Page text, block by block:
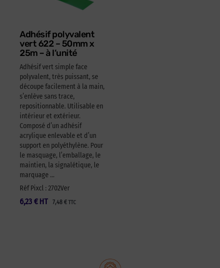
Adhésif polyvalent
vert 622 – 50mm x
25m – à l’unité
Adhésif vert simple face
polyvalent, très puissant, se
découpe facilement à la main,
s’enlève sans trace,
repositionnable. Utilisable en
intérieur et extérieur.
Composé d’un adhésif
acrylique enlevable et d’un
support en polyéthylène. Pour
le masquage, l’emballage, le
maintien, la signalétique, le
marquage …
Réf Pixcl : 2702Ver
6,23 € 7,48 € TTC
HT